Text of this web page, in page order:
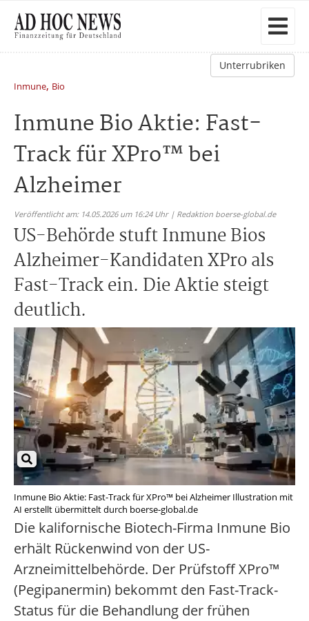
Unterrubriken
Inmune, Bio
Inmune Bio Aktie: Fast-
Track für XPro™ bei
Alzheimer
Veröffentlicht am: 14.05.2026 um 16:24 Uhr | Redaktion boerse-global.de
US-Behörde stuft Inmune Bios
Alzheimer-Kandidaten XPro als
Fast-Track ein. Die Aktie steigt
deutlich.
Inmune Bio Aktie: Fast-Track für XPro™ bei Alzheimer Illustration mit
AI erstellt übermittelt durch boerse-global.de
Die kalifornische Biotech-Firma Inmune Bio
erhält Rückenwind von der US-
Arzneimittelbehörde. Der Prüfstoff XPro™
(Pegipanermin) bekommt den Fast-Track-
Status für die Behandlung der frühen